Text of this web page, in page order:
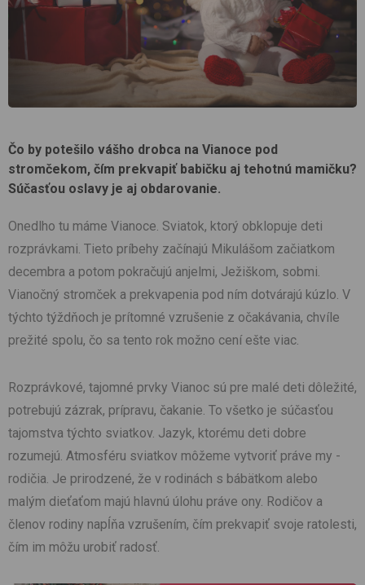
Čo by potešilo vášho drobca na Vianoce pod
stromčekom, čím prekvapiť babičku aj tehotnú mamičku?
Súčasťou oslavy je aj obdarovanie.
Onedlho tu máme Vianoce. Sviatok, ktorý obklopuje deti
rozprávkami. Tieto príbehy začínajú Mikulášom začiatkom
decembra a potom pokračujú anjelmi, Ježiškom, sobmi.
Vianočný stromček a prekvapenia pod ním dotvárajú kúzlo. V
týchto týždňoch je prítomné vzrušenie z očakávania, chvíle
prežité spolu, čo sa tento rok možno cení ešte viac.
Rozprávkové, tajomné prvky Vianoc sú pre malé deti dôležité,
potrebujú zázrak, prípravu, čakanie. To všetko je súčasťou
tajomstva týchto sviatkov. Jazyk, ktorému deti dobre
rozumejú. Atmosféru sviatkov môžeme vytvoriť práve my -
rodičia. Je prirodzené, že v rodinách s bábätkom alebo
malým dieťaťom majú hlavnú úlohu práve ony. Rodičov a
členov rodiny napĺňa vzrušením, čím prekvapiť svoje ratolesti,
čím im môžu urobiť radosť.